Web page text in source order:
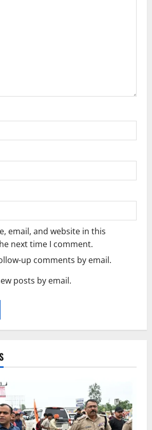
email, and website in this
next time I comment.
up comments by email.
posts by email.